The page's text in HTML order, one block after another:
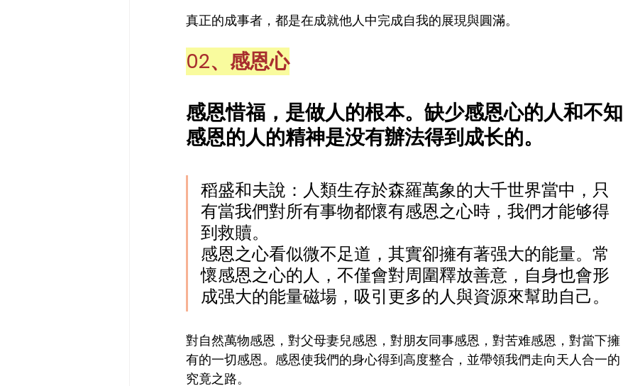
真正的成事者，都是在成就他人中完成自我的展現與圓滿。
02、感恩心
感恩惜福，是做人的根本。缺少感恩心的人和不知
感恩的人的精神是没有辦法得到成长的。
稻盛和夫說：人類生存於森羅萬象的大千世界當中，只
有當我們對所有事物都懷有感恩之心時，我們才能够得
到救贖。
感恩之心看似微不足道，其實卻擁有著强大的能量。常
懷感恩之心的人，不僅會對周圍釋放善意，自身也會形
成强大的能量磁場，吸引更多的人與資源來幫助自己。
對自然萬物感恩，對父母妻兒感恩，對朋友同事感恩，對苦难感恩，對當下擁
有的一切感恩。感恩使我們的身心得到高度整合，並帶領我們走向天人合一的
究竟之路。